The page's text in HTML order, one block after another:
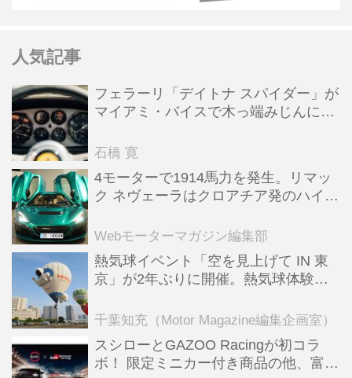
人気記事
フェラーリ「デイトナ スパイダー」が
マイアミ・バイスで木っ端みじんにな
石橋 寛
4モーターで1914馬力を発生。リマッ
ク ネヴェーラはクロアチア発のハイパ
全版／115】
Webモーターマガジン編集部
熱気球イベント「空を見上げて IN 東
京」が2年ぶりに開催。熱気球体験搭
ンテンツも
千葉知充（Motor Magazine編集企画室）
スシローとGAZOO Racingが初コラ
ボ！ 限定ミニカー付き商品の他、富士